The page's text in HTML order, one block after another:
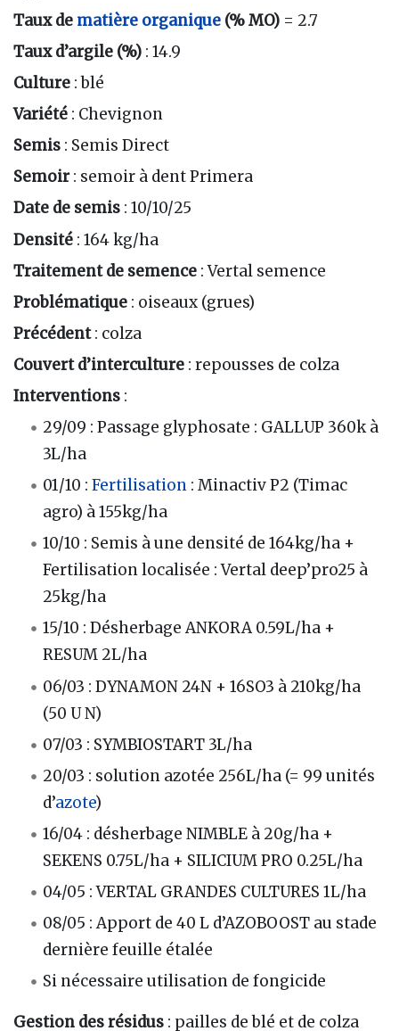
Taux de matière organique (% MO) = 2.7
Taux d’argile (%) : 14.9
Culture : blé
Variété : Chevignon
Semis : Semis Direct
Semoir: semoir à dent Primera
Date de semis : 10/10/25
Densité : 164 kg/ha
Traitement de semence : Vertal semence
Problématique : oiseaux (grues)
Précédent: colza
Couvert d’interculture : repousses de colza
Interventions :
29/09 : Passage glyphosate : GALLUP 360k à
3L/ha
01/10 :Fertilisation : Minactiv P2 (Timac
agro) à 155kg/ha
10/10 : Semis à une densité de 164kg/ha +
Fertilisation localisée : Vertal deep’pro25 à
25kg/ha
15/10 : Désherbage ANKORA 0.59L/ha +
RESUM 2L/ha
06/03 : DYNAMON 24N + 16SO3 à 210kg/ha
(50 U N)
07/03 : SYMBIOSTART 3L/ha
20/03 : solution azotée 256L/ha (= 99 unités
d’azote)
16/04 : désherbage NIMBLE à 20g/ha +
SEKENS 0.75L/ha + SILICIUM PRO 0.25L/ha
04/05 : VERTAL GRANDES CULTURES 1L/ha
08/05 : Apport de 40 L d’AZOBOOST au stade
dernière feuille étalée
Si nécessaire utilisation de fongicide
Gestion des résidus : pailles de blé et de colza